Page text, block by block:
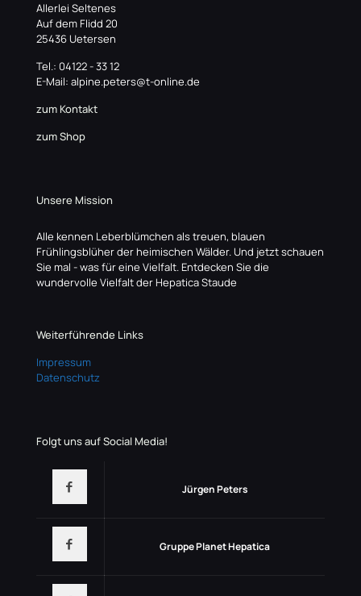
Allerlei Seltenes
Auf dem Flidd 20
25436 Uetersen
Tel.: 04122 - 33 12
E-Mail: alpine.peters@t-online.de
zum Kontakt
zum Shop
Unsere Mission
Alle kennen Leberblümchen als treuen, blauen
Frühlingsblüher der heimischen Wälder. Und jetzt schauen
Sie mal - was für eine Vielfalt. Entdecken Sie die
wundervolle Vielfalt der Hepatica Staude
Weiterführende Links
Impressum
Datenschutz
Folgt uns auf Social Media!
Jürgen Peters
Gruppe Planet Hepatica